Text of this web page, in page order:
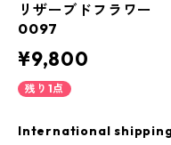
リザーブドフラワー
0097
¥9,800
残り1点
International